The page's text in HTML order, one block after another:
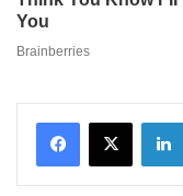
Facebook
X